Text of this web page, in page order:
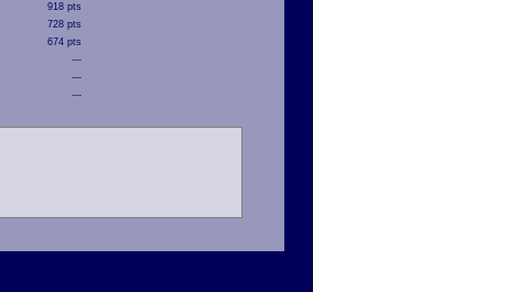
918 pts
728 pts
674 pts
---
---
---